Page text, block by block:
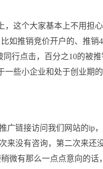
这个大家基本上不用担心
如推销竞价开户的、推销
行点击，百分之10的被推
一些小企业和处于创业期
广链接访问我们网站的ip
来没有咨询，第二次来还
微有那么一点点意向的话，